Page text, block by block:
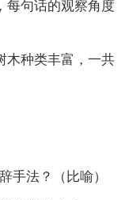
每句话的观察角度
木种类丰富，一共
手法？（比喻）